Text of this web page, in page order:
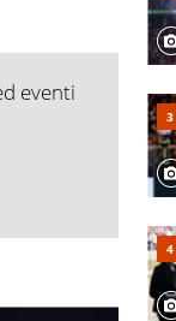
eventi